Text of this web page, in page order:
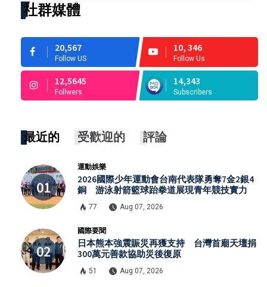
社群媒體
20,567
Follow US
10, 346
Follow Us
12,5645
Follwers
14,343
Subscribers
最近的 受歡迎的 評論
運動娛樂
2026國際少年運動會台南代表隊勇奪7金2銀4
銅 游泳射箭籃球跆拳道展現青年競技實力
77 Aug 07, 2026
國際要聞
日本熊本強震賑災再獲支持 台灣首廟天壇捐
300萬元善款協助災後復原
51 Aug 07, 2026